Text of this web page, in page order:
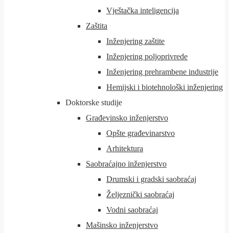
Vještačka inteligencija
Zaštita
Inženjering zaštite
Inženjering poljoprivrede
Inženjering prehrambene industrije
Hemijski i biotehnološki inženjering
Doktorske studije
Građevinsko inženjerstvo
Opšte građevinarstvo
Arhitektura
Saobraćajno inženjerstvo
Drumski i gradski saobraćaj
Željeznički saobraćaj
Vodni saobraćaj
Mašinsko inženjerstvo